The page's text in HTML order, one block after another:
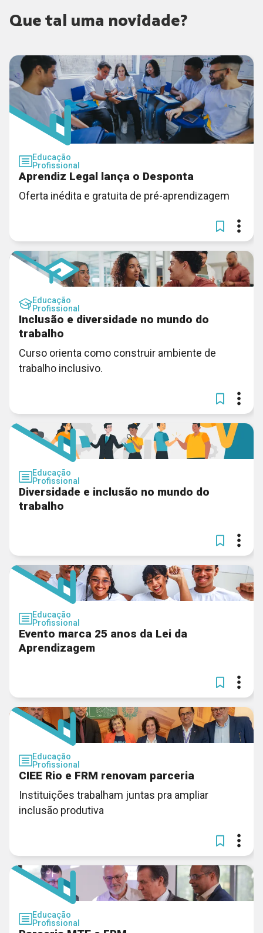
Que tal uma novidade?
Educação
Profissional
Aprendiz Legal lança o Desponta
Oferta inédita e gratuita de pré-aprendizagem
Educação
Profissional
Inclusão e diversidade no mundo do
trabalho
Curso orienta como construir ambiente de
trabalho inclusivo.
Educação
Profissional
Diversidade e inclusão no mundo do
trabalho
Educação
Profissional
Evento marca 25 anos da Lei da
Aprendizagem
Educação
Profissional
CIEE Rio e FRM renovam parceria
Instituições trabalham juntas pra ampliar
inclusão produtiva
Educação
Profissional